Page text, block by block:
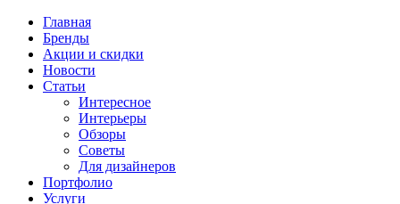
Главная
Бренды
Акции и скидки
Новости
Статьи
Интересное
Интерьеры
Обзоры
Советы
Для дизайнеров
Портфолио
Услуги